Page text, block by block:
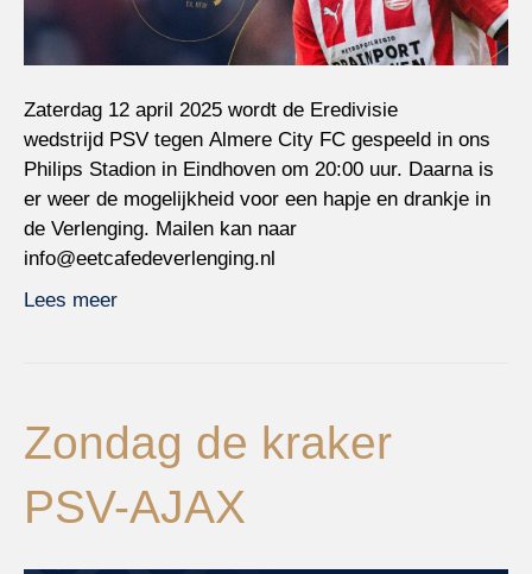
Zaterdag 12 april 2025 wordt de Eredivisie
wedstrijd PSV tegen Almere City FC gespeeld in ons
Philips Stadion in Eindhoven om 20:00 uur. Daarna is
er weer de mogelijkheid voor een hapje en drankje in
de Verlenging. Mailen kan naar
info@eetcafedeverlenging.nl
Lees meer
Zondag de kraker
PSV-AJAX